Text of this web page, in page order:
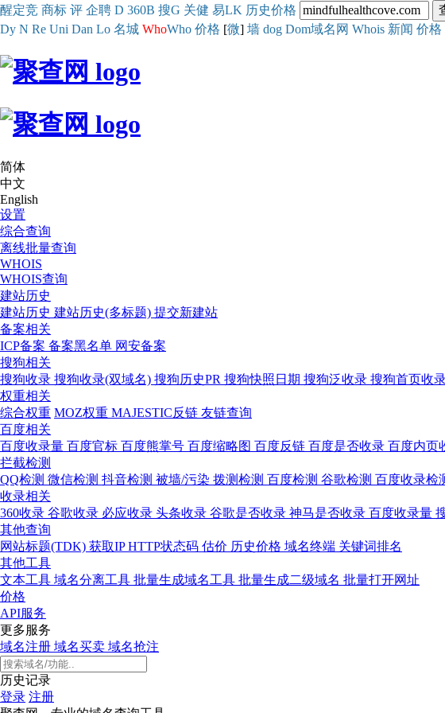
醒定竞 商标 评 企聘 D 360B 搜G 关健 易LK 历史价格
Dy N Re Uni Dan Lo 名城 WhoWho 价格 [微] 墙 dog Dom域名网 Whois 新闻 价格